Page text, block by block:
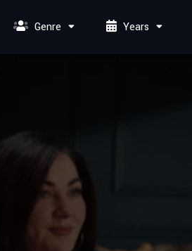
Genre Years